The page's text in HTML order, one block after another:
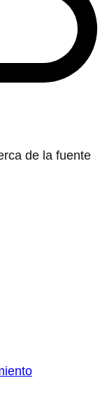
de la fuente